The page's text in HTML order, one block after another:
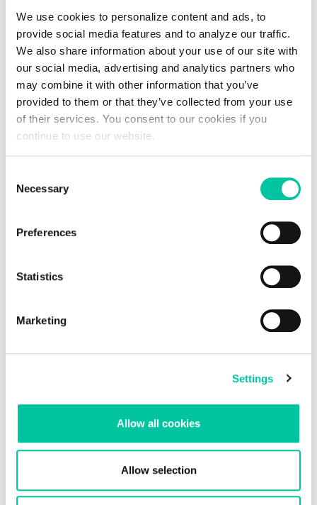
We use cookies to personalize content and ads, to
provide social media features and to analyze our traffic.
We also share information about your use of our site with
our social media, advertising and analytics partners who
may combine it with other information that you’ve
provided to them or that they’ve collected from your use
of their services. You consent to our cookies if you
continue to use our website.
Selection
Necessary
Preferences
Statistics
Marketing
Settings
Allow all cookies
Allow selection
03-05 February, Anaheim, USA